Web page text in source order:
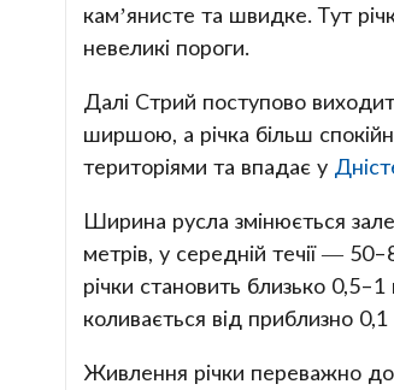
кам’янисте та швидке. Тут
невеликі пороги.
Далі Стрий поступово
ширшою, а річка більш
територіями та впадає у
Ширина русла змінюється
метрів, у середній течії —
річки становить близько
коливається від приблизно
Живлення річки переважно